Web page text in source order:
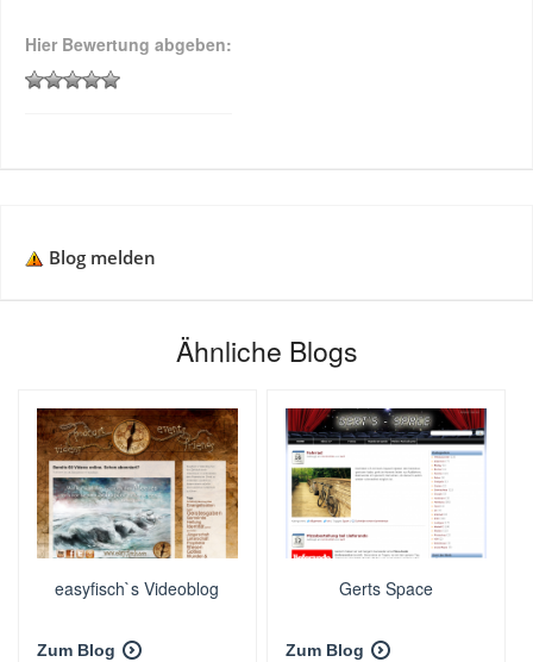
Hier Bewertung abgeben:
Blog melden
Ähnliche Blogs
easyfisch`s Videoblog
Zum Blog
Gerts Space
Zum Blog